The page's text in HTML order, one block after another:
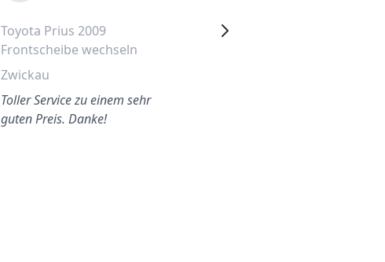
Toyota Prius 2009
Frontscheibe wechseln
Zwickau
Toller Service zu einem sehr
guten Preis. Danke!
Toyota Prius Frontscheibe